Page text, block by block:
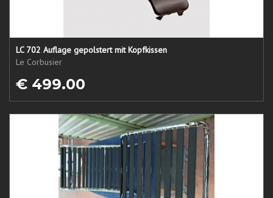
LC 702 Auflage gepolstert mit Kopfkissen
Le Corbusier
€ 499.00